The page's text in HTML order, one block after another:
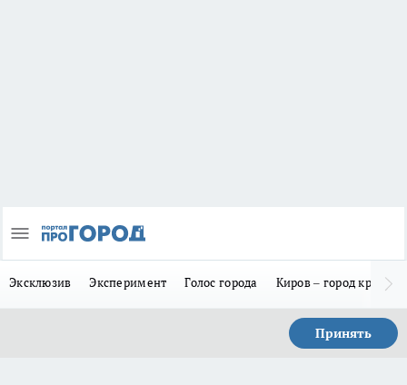
Эксклюзив Эксперимент Голос города Киров – город
Принять